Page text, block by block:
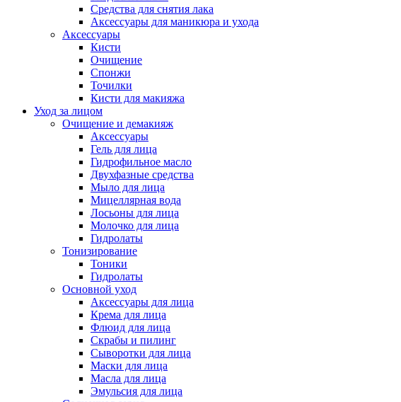
Средства для снятия лака
Аксессуары для маникюра и ухода
Аксессуары
Кисти
Очищение
Спонжи
Точилки
Кисти для макияжа
Уход за лицом
Очищение и демакияж
Аксессуары
Гель для лица
Гидрофильное масло
Двухфазные средства
Мыло для лица
Мицеллярная вода
Лосьоны для лица
Молочко для лица
Гидролаты
Тонизирование
Тоники
Гидролаты
Основной уход
Аксессуары для лица
Крема для лица
Флюид для лица
Скрабы и пилинг
Сыворотки для лица
Маски для лица
Масла для лица
Эмульсия для лица